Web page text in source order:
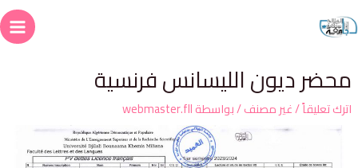
ديون الليسانس فرنسية
تعليقاً/غير مصنف/ بواسطةwebmaster.fll